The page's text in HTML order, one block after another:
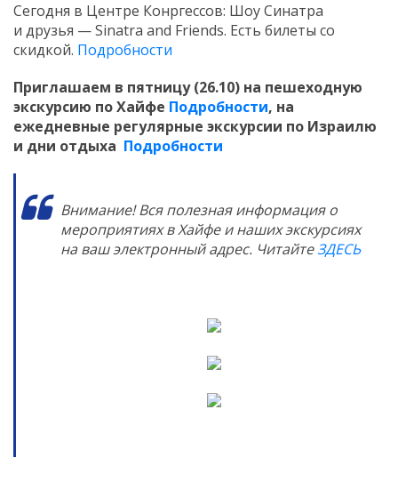
Сегодня в Центре Конргессов: Шоу Синатра
и друзья — Sinatra and Friends. Есть билеты со
скидкой. Подробности
Приглашаем в пятницу (26.10) на пешеходную
экскурсию по Хайфе Подробности, на
ежедневные регулярные экскурсии по Израилю
и дни отдыха Подробности
Внимание! Вся полезная информация о
мероприятиях в Хайфе и наших экскурсиях
на ваш электронный адрес. ЧитайтеЗДЕСЬ